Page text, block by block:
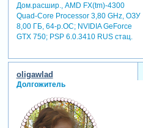
Дом.расшир., AMD FX(tm)-4300
Quad-Core Processor 3,80 GHz, ОЗУ
8,00 ГБ, 64-р.ОС; NVIDIA GeForce
GTX 750; PSP 6.0.3410 RUS стац.
oligawlad
Долгожитель